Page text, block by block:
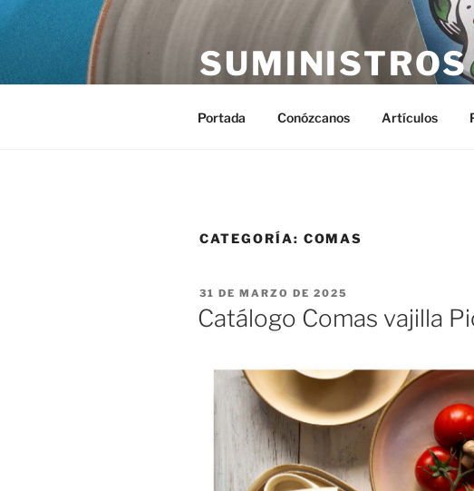
al
Portada Conózcanos Artículos
CATEGORÍA: COMAS
PUBLICADO
EL
31 DE MARZO DE 2025
Catálogo Comas vajilla